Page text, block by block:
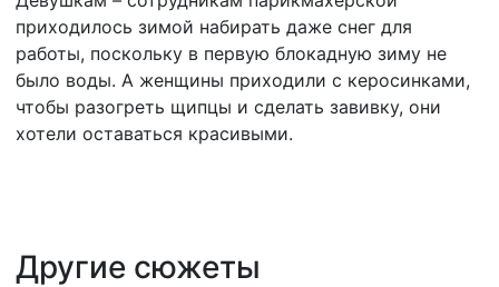
приходилось зимой набирать даже снег для
работы, поскольку в первую блокадную зиму не
было воды. А женщины приходили с керосинками,
чтобы разогреть щипцы и сделать завивку, они
хотели оставаться красивыми.
Другие сюжеты